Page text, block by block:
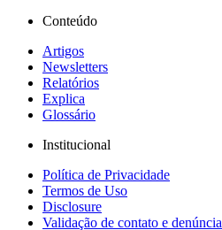
Conteúdo
Artigos
Newsletters
Relatórios
Explica
Glossário
Institucional
Política de Privacidade
Termos de Uso
Disclosure
Validação de contato e denúncia